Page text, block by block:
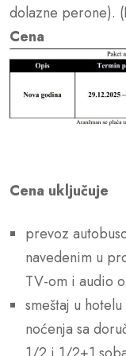
dolazne perone).
Cena
Cena uključuje
prevoz
navedenim u
TV-om i audio
smeštaj u
noćenja sa